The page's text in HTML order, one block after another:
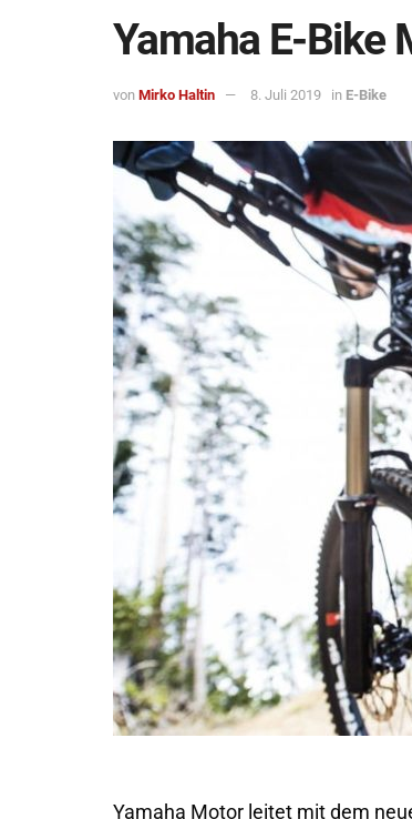
Yamaha E-Bike
von Mirko Haltin 8. Juli 2019 in E-Bike
Yamaha Motor leitet mit dem